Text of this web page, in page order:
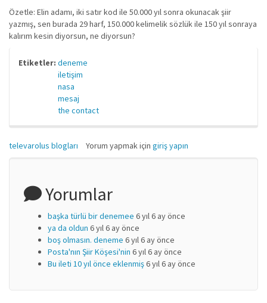
Özetle: Elin adamı, iki satır kod ile 50.000 yıl sonra okunacak şiir
yazmış, sen burada 29 harf, 150.000 kelimelik sözlük ile 150 yıl sonraya
kalırım kesin diyorsun, ne diyorsun?
Etiketler: deneme
iletişim
nasa
mesaj
the contact
televarolus blogları Yorum yapmak için giriş yapın
Yorumlar
başka türlü bir denemee 6 yıl 6 ay önce
ya da oldun 6 yıl 6 ay önce
boş olmasın. deneme 6 yıl 6 ay önce
Posta'nın Şiir Köşesi'nin 6 yıl 6 ay önce
Bu ileti 10 yıl önce eklenmiş6 yıl 6 ay önce